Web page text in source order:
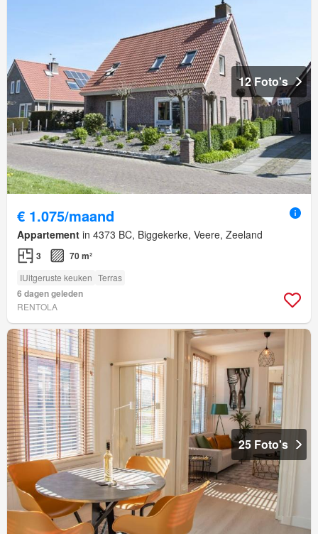
12 Foto's
€ 1.075/maand
Appartement in 4373 BC, Biggekerke, Veere, Zeeland
3 70 m²
IUitgeruste keuken Terras
6 dagen geleden
RENTOLA
25 Foto's